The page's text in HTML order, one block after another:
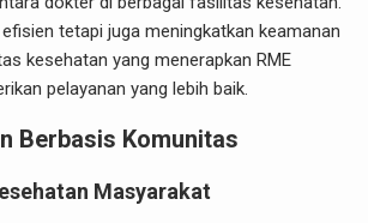
tetapi juga meningkatkan keamanan
kesehatan yang menerapkan RME
pelayanan yang lebih baik.
Berbasis Komunitas
Masyarakat